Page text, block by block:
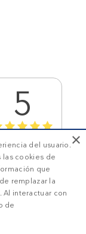
5
2 3 4 5
valoraciones ×
del usuario.
las cookies de
que
remplazar la
interactuar con
de